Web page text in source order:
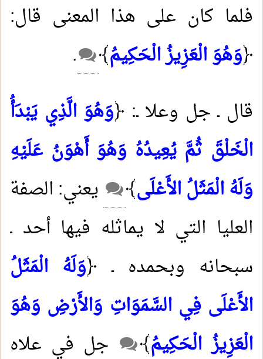
فلما كان على هذا المعنى قال:
﴿وَهُوَ الْعَزِيزُ الْحَكِيمُ﴾
.
قال ـ جل وعلا ـ: ﴿وَهُوَ الَّذِي يَبْدَأُ
الْخَلْقَ ثُمَّ يُعِيدُهُ وَهُوَ أَهْوَنُ عَلَيْهِ
وَلَهُ الْمَثَلُ الأَعْلَى﴾
يعني: الصفة
العليا التي لا يماثله فيها أحد ـ
سبحانه وبحمده ـ ﴿وَلَهُ الْمَثَلُ
الأَعْلَى فِي السَّمَوَاتِ وَالأَرْضِ وَهُوَ
الْعَزِيزُ الْحَكِيمُ﴾
جل في علاه